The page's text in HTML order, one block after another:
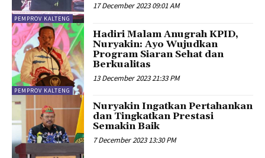
PEMPROV KALTENG
17 December 2023 09:01 AM
PEMPROV KALTENG
Hadiri Malam Anugrah KPID,
Nuryakin: Ayo Wujudkan
Program Siaran Sehat dan
Berkualitas
13 December 2023 21:33 PM
Nuryakin Ingatkan Pertahankan
dan Tingkatkan Prestasi
Semakin Baik
7 December 2023 13:30 PM